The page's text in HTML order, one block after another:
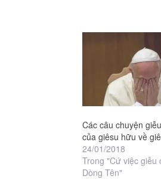
Các câu chuyện
của giêsu hữu về
24/01/2018
Trong "Cứ việc giễu
Dòng Tên"